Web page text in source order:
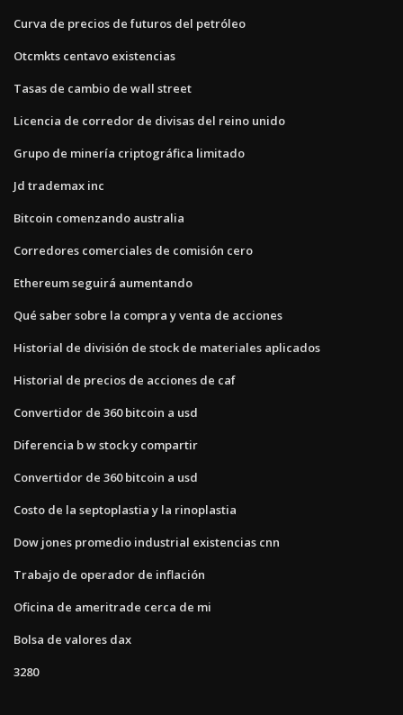
Curva de precios de futuros del petróleo
Otcmkts centavo existencias
Tasas de cambio de wall street
Licencia de corredor de divisas del reino unido
Grupo de minería criptográfica limitado
Jd trademax inc
Bitcoin comenzando australia
Corredores comerciales de comisión cero
Ethereum seguirá aumentando
Qué saber sobre la compra y venta de acciones
Historial de división de stock de materiales aplicados
Historial de precios de acciones de caf
Convertidor de 360 ​​bitcoin a usd
Diferencia b w stock y compartir
Convertidor de 360 ​​bitcoin a usd
Costo de la septoplastia y la rinoplastia
Dow jones promedio industrial existencias cnn
Trabajo de operador de inflación
Oficina de ameritrade cerca de mi
Bolsa de valores dax
3280